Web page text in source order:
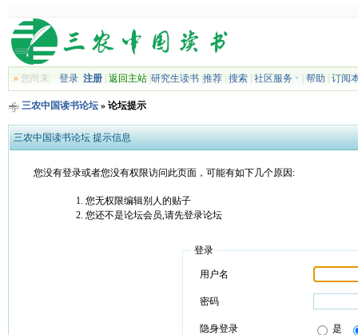
»您尚未 登录 注册| 返回主站| 研究生读书| 推荐| 搜索| 社区服务 帮助 订阅
三农中国读书论坛» 论坛提示
三农中国读书论坛 提示信息
您没有登录或者您没有权限访问此页面，可能有如下几个原因:
您无权限编辑别人的贴子
您还不是论坛会员,请先登录论坛
登录
用户名
密码
隐身登录 是